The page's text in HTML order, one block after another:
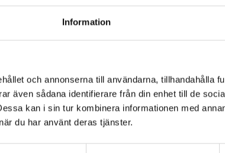
Information
och annonserna till användarna, tillhandahålla
även sådana identifierare från din enhet till de
kan i sin tur kombinera informationen med
du har använt deras tjänster.